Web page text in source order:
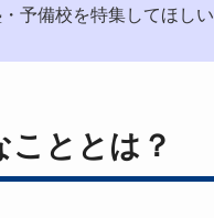
予備校を特集してほしい
こととは？